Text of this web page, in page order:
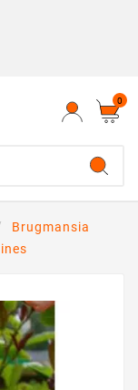
0
Brugmansia